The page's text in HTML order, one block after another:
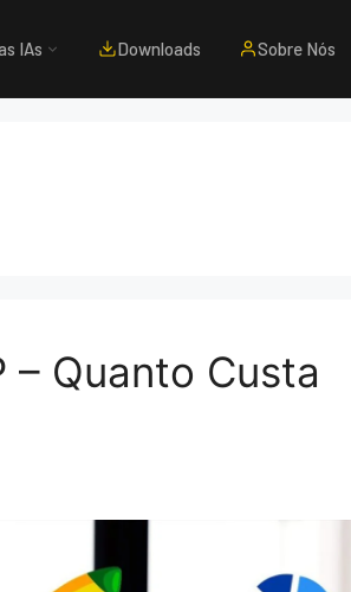
IAs Downloads Sobre Nós
– Quanto Custa